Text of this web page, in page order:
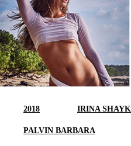
2018 IRINA SHAYK
PALVIN BARBARA